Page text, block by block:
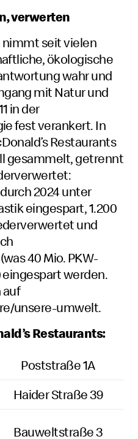
verwerten
nimmt seit vielen
ökologische
wahr und
mit Natur und
in der
fest verankert. In
Restaurants
gesammelt, getrennt
2024 unter
eingespart, 1.200
und
40 Mio. PKW-
werden.
auf
unsere-umwelt.
Restaurants:
Poststraße 1A
Haider Straße 39
Bauweltstraße 3